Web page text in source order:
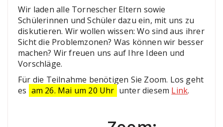
Wir laden alle Tornescher Eltern sowie
Schülerinnen und Schüler dazu ein, mit uns zu
diskutieren. Wir wollen wissen: Wo sind aus ihrer
Sicht die Problemzonen? Was können wir besser
machen? Wir freuen uns auf Ihre Ideen und
Vorschläge.
Für die Teilnahme benötigen Sie Zoom. Los geht
es am 26. Mai um 20 Uhr unter diesem Link.